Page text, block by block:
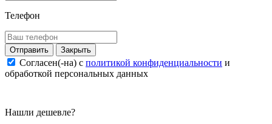
Телефон
Закрыть
Согласен(-на) c политикой конфиденциальности и
обработкой персональных данных
Нашли дешевле?